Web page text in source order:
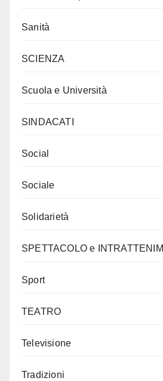
Sanità
SCIENZA
Scuola e Università
SINDACATI
Social
Sociale
Solidarietà
SPETTACOLO e
Sport
TEATRO
Televisione
Tradizioni